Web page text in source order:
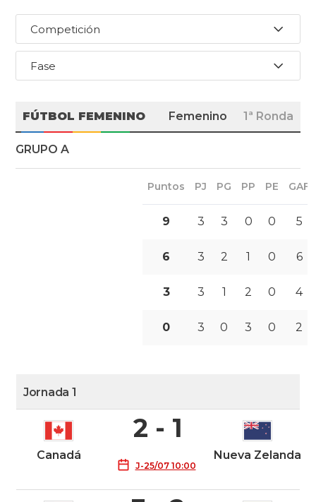
Competición
Fase
FÚTBOL FEMENINO Femenino 1ª Ronda
GRUPO A
Puntos PJ PG PP PE GAF
9 3 3 0 0 5
6 3 2 1 0 6
3 3 1 2 0 4
0 3 0 3 0 2
Jornada 1
Canadá
2 - 1
Nueva Zelanda
J-25/07 10:00